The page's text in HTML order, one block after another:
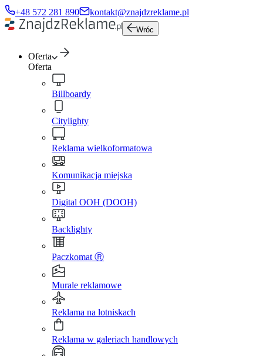
+48 572 281 890 kontakt@znajdzreklame.pl
Wróc
Oferta
Oferta
Billboardy
Citylighty
Reklama wielkoformatowa
Komunikacja miejska
Digital OOH (DOOH)
Backlighty
Paczkomat Ⓡ
Murale reklamowe
Reklama na lotniskach
Reklama w galeriach handlowych